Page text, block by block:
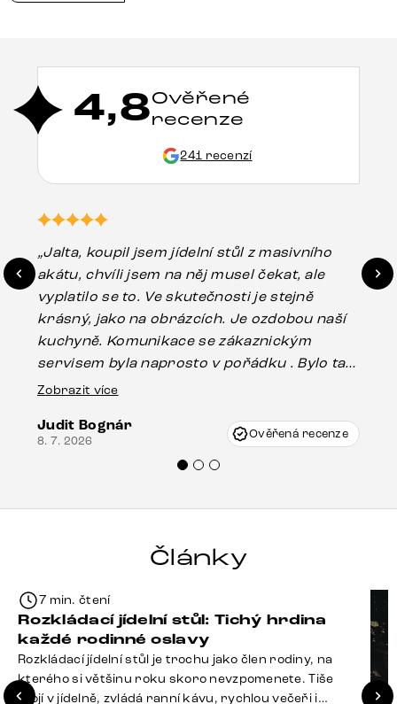
4,8Ověřené
recenze
241 recenzí
„Jalta, koupil jsem jídelní stůl z masivního
akátu, chvíli jsem na něj musel čekat, ale
vyplatilo se to. Ve skutečnosti je stejně
krásný, jako na obrázcích. Je ozdobou naší
kuchyně. Komunikace se zákaznickým
servisem byla naprosto v pořádku . Bylo tam
drobné poškození u nohy stolu, které mohlo
Vincze mi velmi korektně vyšli vstříc.
Doporučuji produkty Delife všem.“
Zobrazit více
Judit Bognár
8. 7. 2026 Ověřená recenze
Články
7 min. čtení
Rozkládací jídelní stůl: Tichý hrdina
každé rodinné oslavy
Rozkládací jídelní stůl je trochu jako člen rodiny, na
kterého si většinu roku skoro nevzpomenete. Tiše
stojí v jídelně, zvládá ranní kávu, rychlou večeři i